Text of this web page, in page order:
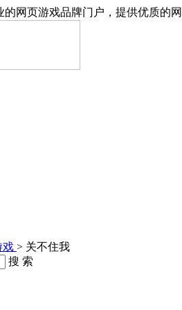
的网页游戏品牌门户，提供优质的
戏 > 关不住我
搜 索